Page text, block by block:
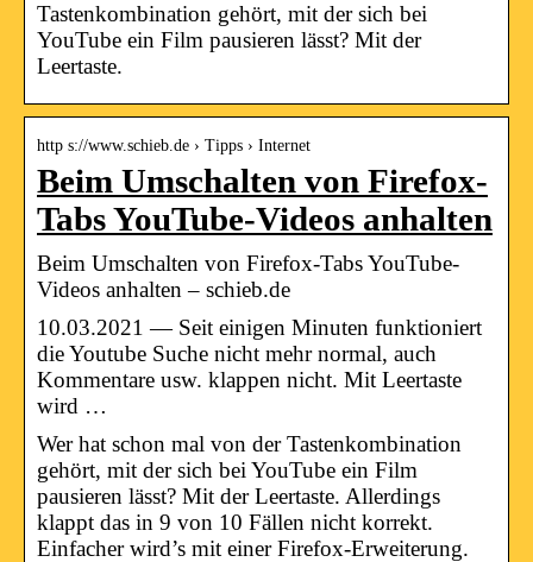
Tastenkombination gehört, mit der sich bei
YouTube ein Film pausieren lässt? Mit der
Leertaste.
http s://www.schieb.de › Tipps › Internet
Beim Umschalten von Firefox-
Tabs YouTube-Videos anhalten
Beim Umschalten von Firefox-Tabs YouTube-
Videos anhalten – schieb.de
10.03.2021 — Seit einigen Minuten funktioniert
die Youtube Suche nicht mehr normal, auch
Kommentare usw. klappen nicht. Mit Leertaste
wird …
Wer hat schon mal von der Tastenkombination
gehört, mit der sich bei YouTube ein Film
pausieren lässt? Mit der Leertaste. Allerdings
klappt das in 9 von 10 Fällen nicht korrekt.
Einfacher wird’s mit einer Firefox-Erweiterung.